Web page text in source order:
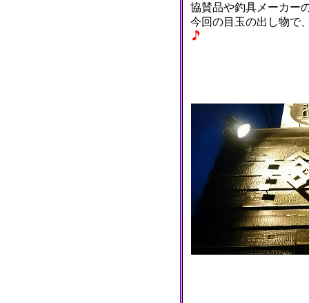
協賛品や釣具メーカー
今回の目玉の出し物で